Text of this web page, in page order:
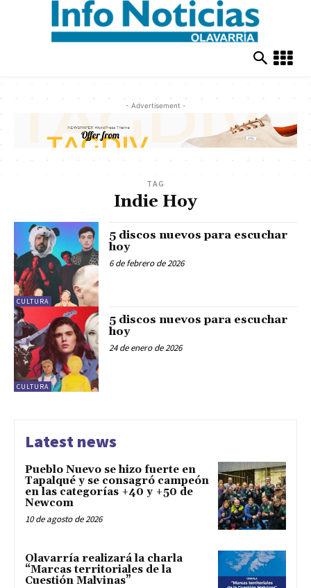
- Advertisement -
TAG
Indie Hoy
CULTURA
5 discos nuevos para escuchar
hoy
6 de febrero de 2026
CULTURA
5 discos nuevos para escuchar
hoy
24 de enero de 2026
Latest news
Pueblo Nuevo se hizo fuerte en
Tapalqué y se consagró campeón
en las categorías +40 y +50 de
Newcom
10 de agosto de 2026
Olavarría realizará la charla
“Marcas territoriales de la
Cuestión Malvinas”